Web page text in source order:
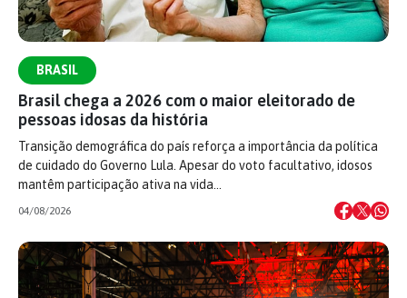
BRASIL
Brasil chega a 2026 com o maior eleitorado de
pessoas idosas da história
Transição demográfica do país reforça a importância da política
de cuidado do Governo Lula. Apesar do voto facultativo, idosos
mantêm participação ativa na vida…
04/08/2026